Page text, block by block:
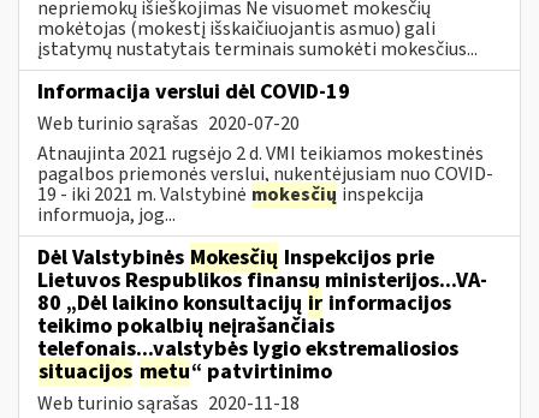
nepriemokų išieškojimas Ne visuomet mokesčių
mokėtojas (mokestį išskaičiuojantis asmuo) gali
įstatymų nustatytais terminais sumokėti mokesčius...
Informacija verslui dėl COVID-19
Web turinio sąrašas 2020-07-20
Atnaujinta 2021 rugsėjo 2 d. VMI teikiamos mokestinės
pagalbos priemonės verslui, nukentėjusiam nuo COVID-
19 - iki 2021 m. Valstybinė mokesčių inspekcija
informuoja, jog...
Dėl Valstybinės Mokesčių Inspekcijos prie
Lietuvos Respublikos finansų ministerijos...VA-
80 „Dėl laikino konsultacijų ir informacijos
teikimo pokalbių neįrašančiais
telefonais...valstybės lygio ekstremaliosios
situacijos metu“ patvirtinimo
Web turinio sąrašas 2020-11-18